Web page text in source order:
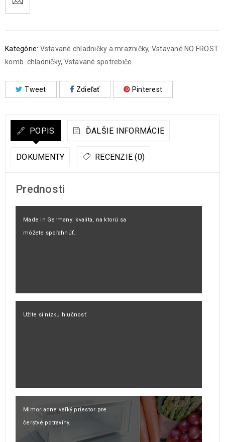
Kategórie: Vstavané chladničky a mrazničky, Vstavané NO FROST
komb. chladničky, Vstavané spotrebiče
Tweet Zdieľať Pinterest
POPIS ĎALŠIE INFORMÁCIE
DOKUMENTY RECENZIE (0)
Prednosti
Made in Germany: kvalita, na ktorú sa
môžete spoľahnúť.
Užite si nízku hlučnosť.
Mimoriadne veľký priestor pre
čerstvé potraviny.